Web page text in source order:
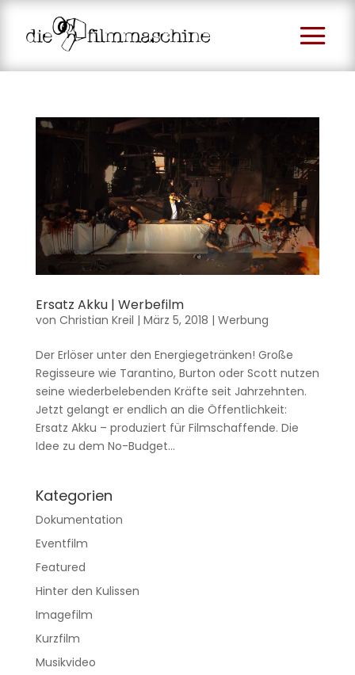
Ersatz Akku | Werbefilm
von Christian Kreil | März 5, 2018 | Werbung
Der Erlöser unter den Energiegetränken! Große
Regisseure wie Tarantino, Burton oder Scott nutzen
seine wiederbelebenden Kräfte seit Jahrzehnten.
Jetzt gelangt er endlich an die Öffentlichkeit:
Ersatz Akku – produziert für Filmschaffende. Die
Idee zu dem No-Budget...
Kategorien
Dokumentation
Eventfilm
Featured
Hinter den Kulissen
Imagefilm
Kurzfilm
Musikvideo